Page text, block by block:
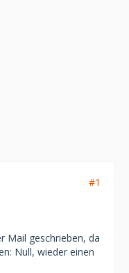
#1
Mail geschrieben, da
Null, wieder einen